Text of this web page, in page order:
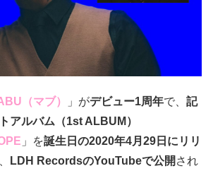
（マブ） 」がデビュー1周年で、 記
アルバム（1st ALBUM）
」を誕生日の2020年4月29日にリリ
LDH RecordsのYouTubeで公開 され